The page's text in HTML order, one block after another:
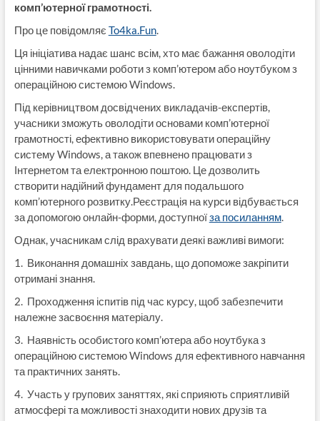
комп’ютерної грамотності.
Про це повідомляє To4ka.Fun.
Ця ініціатива надає шанс всім, хто має бажання оволодіти
цінними навичками роботи з комп’ютером або ноутбуком з
операційною системою Windows.
Під керівництвом досвідчених викладачів-експертів,
учасники зможуть оволодіти основами комп’ютерної
грамотності, ефективно використовувати операційну
систему Windows, а також впевнено працювати з
Інтернетом та електронною поштою. Це дозволить
створити надійний фундамент для подальшого
комп’ютерного розвитку.Реєстрація на курси відбувається
за допомогою онлайн-форми, доступноїза посиланням.
Однак, учасникам слід врахувати деякі важливі вимоги:
1. Виконання домашніх завдань, що допоможе закріпити
отримані знання.
2. Проходження іспитів під час курсу, щоб забезпечити
належне засвоєння матеріалу.
3. Наявність особистого комп’ютера або ноутбука з
операційною системою Windows для ефективного навчання
та практичних занять.
4. Участь у групових заняттях, які сприяють сприятливій
атмосфері та можливості знаходити нових друзів та